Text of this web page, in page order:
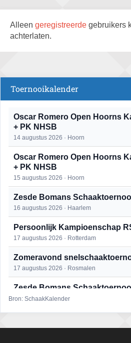
Alleen geregistreerde gebruikers
achterlaten.
Toernooikalender
Oscar Romero Open Hoorns
+ PK NHSB
14 augustus 2026 · Hoorn
Oscar Romero Open Hoorns
+ PK NHSB
15 augustus 2026 · Hoorn
Zesde Bomans
16 augustus 2026 · Haarlem
Persoonlijk Kampioenschap
17 augustus 2026 · Rotterdam
Zomeravond
17 augustus 2026 · Rosmalen
Zesde Bomans
17 augustus 2026 · Haarlem
18 augustus 2026 · Rosmalen
Bron: SchaakKalender